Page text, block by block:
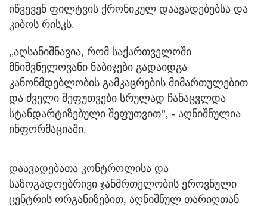
იწვევენ ფილტვის ქრონიკულ დაავადებებსა და
კიბოს რისკს.
„აღსანიშნავია, რომ საქართველოში
მნიშვნელოვანი ნაბიჯები გადაიდგა
კანონმდებლობის გამკაცრების მიმართულებით
და ძველი შეფუთვები სრულად ჩანაცვლდა
სტანდარტიზებული შეფუთვით”, - აღნიშნულია
ინფორმაციაში.
დაავადებათა კონტროლისა და
საზოგადოებრივი ჯანმრთელობის ეროვნული
ცენტრის ორგანიზებით, აღნიშნულ თარიღთან